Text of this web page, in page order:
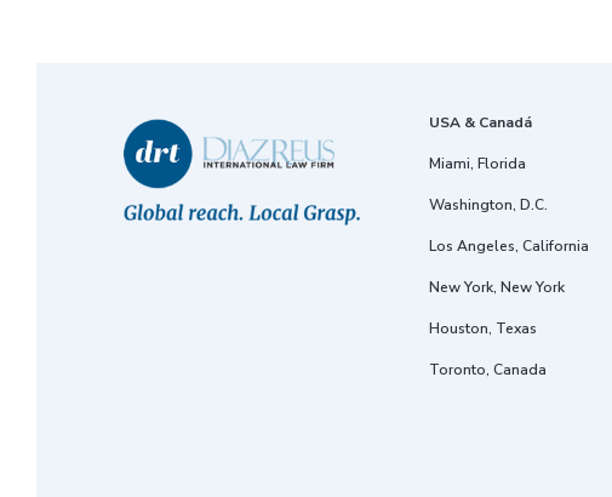
USA & Canadá
Miami, Florida
Washington, D.C.
Los Angeles, California
New York, New York
Houston, Texas
Toronto, Canada